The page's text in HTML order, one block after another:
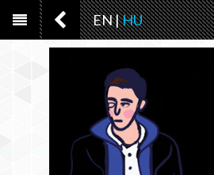
EN|HU